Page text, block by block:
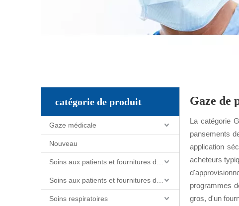
catégorie de produit
Gaze médicale
Nouveau
Soins respiratoires
Gaze de
La catégorie
pansements
application
acheteurs
programmes
gros, d'un